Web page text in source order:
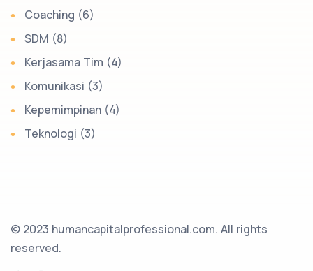
Coaching (6)
SDM (8)
Kerjasama Tim (4)
Komunikasi (3)
Kepemimpinan (4)
Teknologi (3)
© 2023 humancapitalprofessional.com. All rights
reserved.